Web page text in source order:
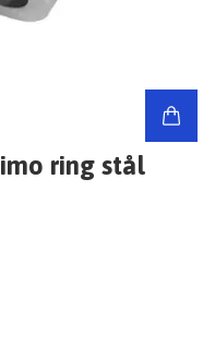
ring stål